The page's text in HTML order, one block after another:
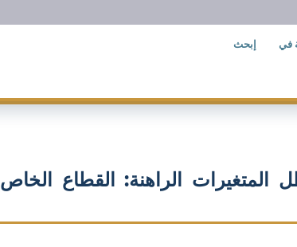
في إبحث
الراهنة: القطاع الخاص